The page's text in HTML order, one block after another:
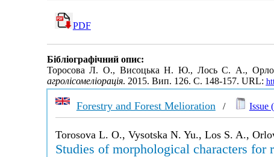
PDF
Бібліографічний опис:
Торосова Л. О., Висоцька Н. Ю., Лось С. А.,
агролісомеліорація. 2015. Вип. 126. С. 148-157. URL:
Forestry and Forest Melioration / Issue (
Torosova L. O., Vysotska N. Yu., Los S. A.,
Studies of morphological characters for